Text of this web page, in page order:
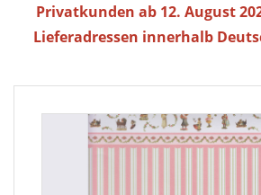
Privatkunden ab 12. August
Lieferadressen innerhalb